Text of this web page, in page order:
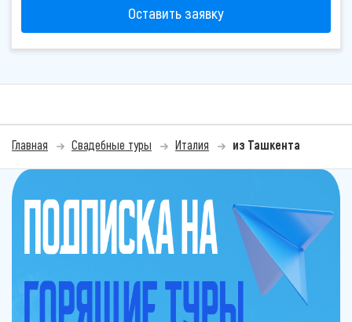
Оставить заявку
Главная Свадебные туры Италия из Ташкента